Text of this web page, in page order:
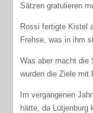
Sätzen gratulieren
Rossi fertigte Kistel
Frehse, was in ihm
Was aber macht die
wurden die Ziele mit
Im vergangenen
hätte, da Lütjenburg